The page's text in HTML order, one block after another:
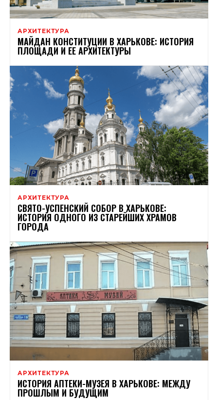
АРХИТЕКТУРА
МАЙДАН КОНСТИТУЦИИ В ХАРЬКОВЕ: ИСТОРИЯ
ПЛОЩАДИ И ЕЕ АРХИТЕКТУРЫ
АРХИТЕКТУРА
СВЯТО-УСПЕНСКИЙ СОБОР В ХАРЬКОВЕ:
ИСТОРИЯ ОДНОГО ИЗ СТАРЕЙШИХ ХРАМОВ
ГОРОДА
АРХИТЕКТУРА
ИСТОРИЯ АПТЕКИ-МУЗЕЯ В ХАРЬКОВЕ: МЕЖДУ
ПРОШЛЫМ И БУДУЩИМ